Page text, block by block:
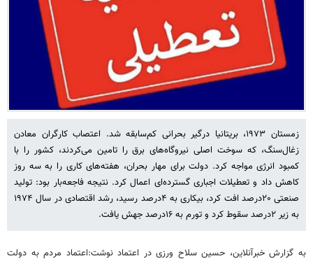
زمستان ۱۹۷۳، بریتانیا درگیر بحرانی کم‌سابقه شد. اعتصاب کارگران معادن
زغال‌سنگ، که سوخت اصلی نیروگاه‌های برق را تامین می‌کردند، کشور را با
کمبود انرژی مواجه کرد. دولت برای مهار بحران، هفته‌های کاری را به سه روز
کاهش داد و تعطیلات اجباری گسترده‌ای اعمال کرد. نتیجه فاجعه‌بار بود: تولید
صنعتی ۲۰درصد افت کرد، بیکاری به ۴درصد رسید، رشد اقتصادی در سال ۱۹۷۴
به زیر ۲درصد سقوط کرد و تورم به ۱۶درصد جهش یافت.
به گزارش خبرآنلاین، حسین سلاح ورزی در اعتماد نوشت:اعتماد مردم به دولت